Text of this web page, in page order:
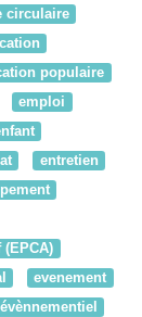
circulaire
populaire
emploi
entretien
evenement
évènnementiel